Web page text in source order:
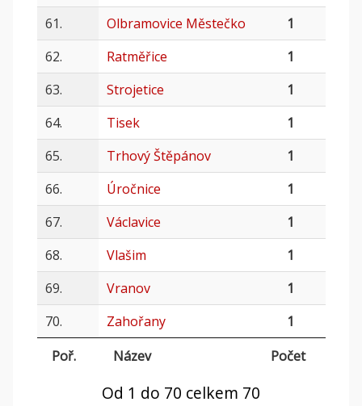
61.
Olbramovice Městečko
1
62.
Ratměřice
1
63.
Strojetice
1
64.
Tisek
1
65.
Trhový Štěpánov
1
66.
Úročnice
1
67.
Václavice
1
68.
Vlašim
1
69.
Vranov
1
70.
Zahořany
1
Poř.
Název Počet
Od 1 do 70 celkem 70